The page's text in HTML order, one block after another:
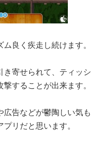
良く疾走し続けます。
き寄せられて、ティッシ
することが出来ます。
広告などが鬱陶しい気も
リだと思います。